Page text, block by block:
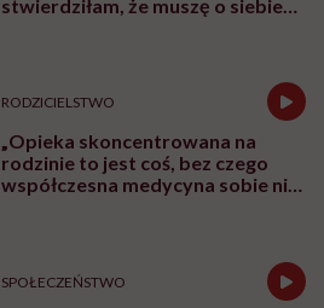
stwierdziłam, że muszę o siebie
RODZICIELSTWO
„Opieka skoncentrowana na
rodzinie to jest coś, bez czego
współczesna medycyna sobie nie
SPOŁECZEŃSTWO